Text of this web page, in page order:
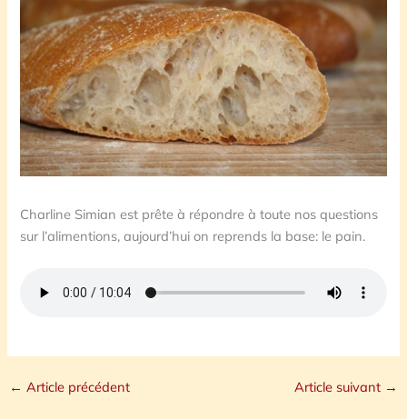
Charline Simian est prête à répondre à toute nos questions
sur l’alimentions, aujourd’hui on reprends la base: le pain.
← Article précédent Article suivant →